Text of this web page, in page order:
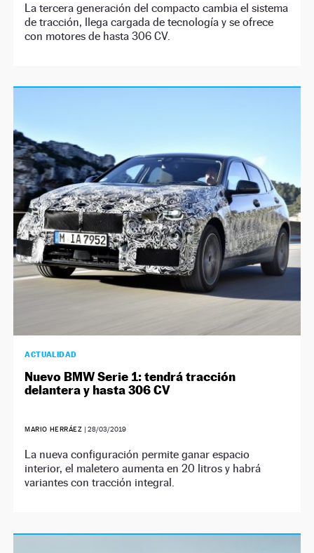
La tercera generación del compacto cambia el sistema
de tracción, llega cargada de tecnología y se ofrece
con motores de hasta 306 CV.
ACTUALIDAD
Nuevo BMW Serie 1: tendrá tracción
delantera y hasta 306 CV
MARIO HERRÁEZ | 28/03/2019
La nueva configuración permite ganar espacio
interior, el maletero aumenta en 20 litros y habrá
variantes con tracción integral.